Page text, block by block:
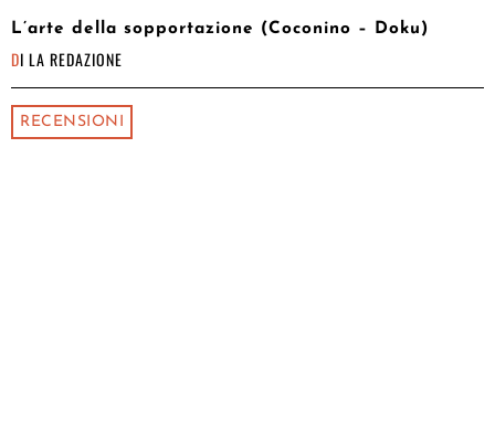
L’arte della sopportazione (Coconino – Doku)
DI LA REDAZIONE
RECENSIONI